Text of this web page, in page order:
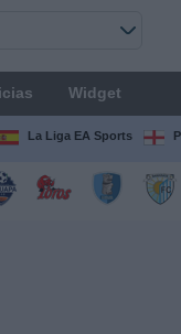
Widget
La Liga EA Sports